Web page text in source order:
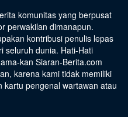
komunitas yang berpusat
perwakilan dimanapun.
kontribusi penulis lepas
seluruh dunia. Hati-Hati
kan Siaran-Berita.com
karena kami tidak memiliki
pengenal wartawan atau